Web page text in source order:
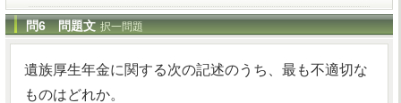
問6 問題文 択一問題
遺族厚生年金に関する次の記述のうち、最も不適切な
ものはどれか。